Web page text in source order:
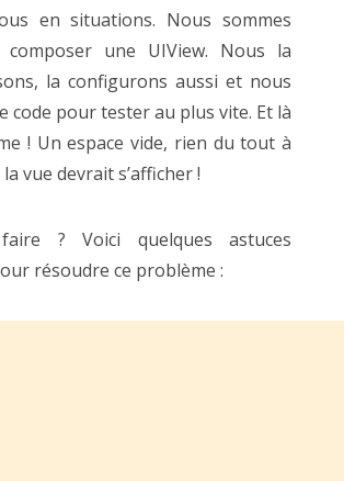
en situations. Nous sommes
une UIView. Nous la
la configurons aussi et nous
code pour tester au plus vite. Et là
! Un espace vide, rien du tout à
vue devrait s’afficher !
? Voici quelques astuces
résoudre ce problème :